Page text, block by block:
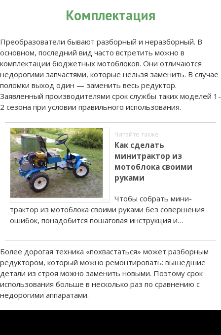
Комплектация
Преобразователи бывают разборный и неразборный. В
основном, последний вид часто встретить можно в
комплектации бюджетных мотоблоков. Они отличаются
недорогими запчастями, которые нельзя заменить. В случае
поломки выход один — заменить весь редуктор.
Заявленный производителями срок службы таких моделей 1-
2 сезона при условии правильного использования.
Читайте также
Как сделать
минитрактор из
мотоблока своими
руками
Чтобы собрать мини-
трактор из мотоблока своими руками без совершения
ошибок, понадобится пошаговая инструкция и…
Более дорогая техника «похвастаться» может разборным
редуктором, который можно ремонтировать: вышедшие
детали из строя можно заменить новыми. Поэтому срок
использования больше в несколько раз по сравнению с
недорогими аппаратами.